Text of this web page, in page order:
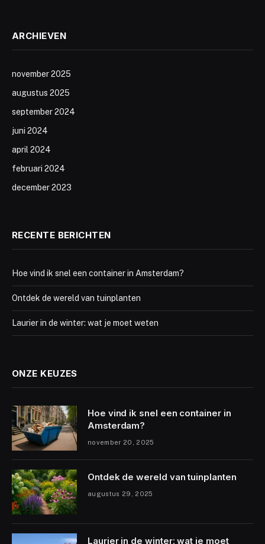
ARCHIEVEN
november 2025
augustus 2025
september 2024
juni 2024
april 2024
februari 2024
december 2023
RECENTE BERICHTEN
Hoe vind ik snel een container in Amsterdam?
Ontdek de wereld van tuinplanten
Laurier in de winter: wat je moet weten
ONZE KEUZES
Hoe vind ik snel een container in
Amsterdam?
november 20, 2025
Ontdek de wereld van tuinplanten
augustus 29, 2025
Laurier in de winter: wat je moet